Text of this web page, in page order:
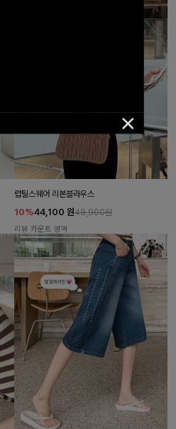
럽틸스퀘어 리본블라우스
10%44,100 원48,900원
리뷰 카운트 영역